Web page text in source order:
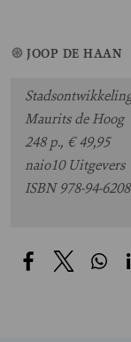
JOOP DE HAAN
Maurits de Hoog
248 p., € 49,95
naio10 Uitgevers
ISBN 978-94-